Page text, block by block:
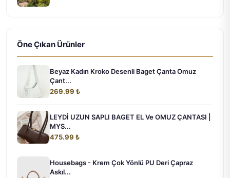
Öne Çıkan Ürünler
Beyaz Kadın Kroko Desenli Baget Çanta Omuz
Çant...
269.99 ₺
LEYDİ UZUN SAPLI BAGET EL Ve OMUZ ÇANTASI |
MYS...
475.99 ₺
Housebags - Krem Çok Yönlü PU Deri Çapraz
Askıl...